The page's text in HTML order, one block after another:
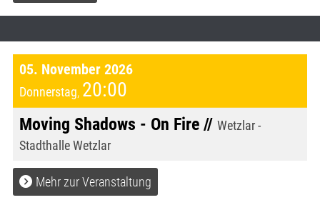
05. November 2026
Donnerstag, 20:00
Moving Shadows - On Fire // Wetzlar -
Stadthalle Wetzlar
Mehr zur Veranstaltung